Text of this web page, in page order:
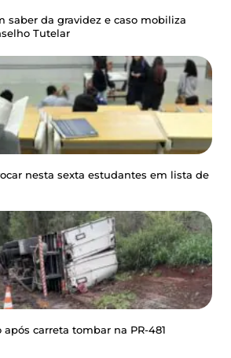
saber da gravidez e caso mobiliza
Tutelar
nesta sexta estudantes em lista de
carreta tombar na PR-481